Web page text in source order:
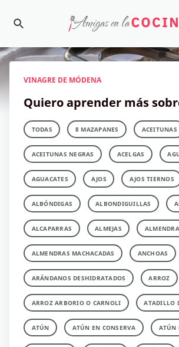
VINAGRE DE MÓDENA
Quiero aprender más
TODAS 8 MAZAPANES ACEITUNAS
ACEITUNAS NEGRAS ACELGAS
AGUACATES AJOS AJOS TIERNOS
ALBÓNDIGAS ALBONDIGUILLAS
ALCAPARRAS ALMEJAS
ALMENDRAS MACHACADAS ANCHOAS
ARÁNDANOS DESHIDRATADOS ARROZ
ARROZ ARBORIO O CARNOLI ATADILLO
ATÚN ATÚN EN CONSERVA ATÚN